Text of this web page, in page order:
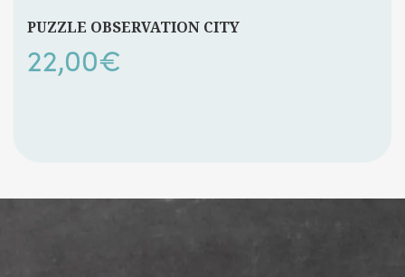
PUZZLE OBSERVATION CITY
22,00€